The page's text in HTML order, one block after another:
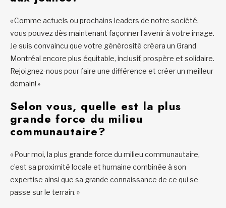
« Comme actuels ou prochains leaders de notre société,
vous pouvez dès maintenant façonner l’avenir à votre image.
Je suis convaincu que votre générosité créera un Grand
Montréal encore plus équitable, inclusif, prospère et solidaire.
Rejoignez-nous pour faire une différence et créer un meilleur
demain! »
Selon vous, quelle est la plus
grande force du milieu
communautaire?
« Pour moi, la plus grande force du milieu communautaire,
c’est sa proximité locale et humaine combinée à son
expertise ainsi que sa grande connaissance de ce qui se
passe sur le terrain. »